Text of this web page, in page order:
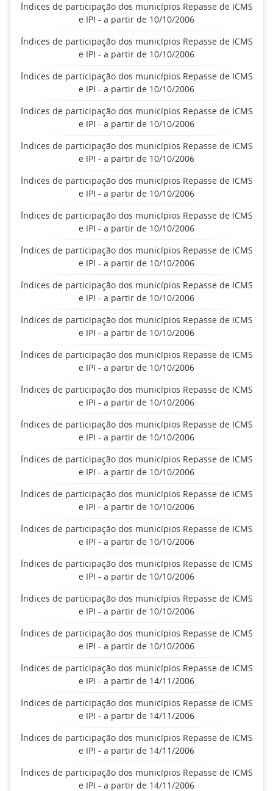
Índices de participação dos municípios Repasse de ICMS
e IPI - a partir de 10/10/2006
Índices de participação dos municípios Repasse de ICMS
e IPI - a partir de 10/10/2006
Índices de participação dos municípios Repasse de ICMS
e IPI - a partir de 10/10/2006
Índices de participação dos municípios Repasse de ICMS
e IPI - a partir de 10/10/2006
Índices de participação dos municípios Repasse de ICMS
e IPI - a partir de 10/10/2006
Índices de participação dos municípios Repasse de ICMS
e IPI - a partir de 10/10/2006
Índices de participação dos municípios Repasse de ICMS
e IPI - a partir de 10/10/2006
Índices de participação dos municípios Repasse de ICMS
e IPI - a partir de 10/10/2006
Índices de participação dos municípios Repasse de ICMS
e IPI - a partir de 10/10/2006
Índices de participação dos municípios Repasse de ICMS
e IPI - a partir de 10/10/2006
Índices de participação dos municípios Repasse de ICMS
e IPI - a partir de 10/10/2006
Índices de participação dos municípios Repasse de ICMS
e IPI - a partir de 10/10/2006
Índices de participação dos municípios Repasse de ICMS
e IPI - a partir de 10/10/2006
Índices de participação dos municípios Repasse de ICMS
e IPI - a partir de 10/10/2006
Índices de participação dos municípios Repasse de ICMS
e IPI - a partir de 10/10/2006
Índices de participação dos municípios Repasse de ICMS
e IPI - a partir de 10/10/2006
Índices de participação dos municípios Repasse de ICMS
e IPI - a partir de 10/10/2006
Índices de participação dos municípios Repasse de ICMS
e IPI - a partir de 10/10/2006
Índices de participação dos municípios Repasse de ICMS
e IPI - a partir de 10/10/2006
Índices de participação dos municípios Repasse de ICMS
e IPI - a partir de 14/11/2006
Índices de participação dos municípios Repasse de ICMS
e IPI - a partir de 14/11/2006
Índices de participação dos municípios Repasse de ICMS
e IPI - a partir de 14/11/2006
Índices de participação dos municípios Repasse de ICMS
e IPI - a partir de 14/11/2006